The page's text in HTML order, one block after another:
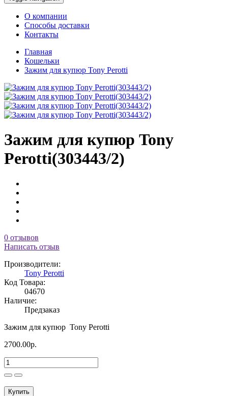
О компании
Способы доставки
Контакты
Главная
Кошельки
Зажим для купюр Tony Perotti
Зажим для купюр Tony
Perotti(303443/2)
0 отзывов
Написать отзыв
Производители:
Tony Perotti
Код Товара:
04670
Наличие:
Предзаказ
Зажим для купюр Tony Perotti
2700.00р.
Купить